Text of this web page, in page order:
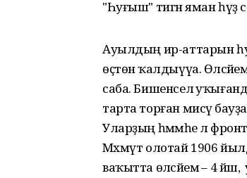
"Һуғыш" тигән яман һүҙ
Ауылдың ир-аттарын
өҫтөнә ҡалдыүүа.
саба. Бишенселә
тарта торған мисәү
Уларҙың һәммәһе лә
Мәхмүт олотай 1906
ваҡытта өләсәйемә – 4